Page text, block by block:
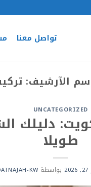
تواصل معنا
الآرشيف:
UNCATEGORIZED
دليلك
طويلا
بواسطةKW